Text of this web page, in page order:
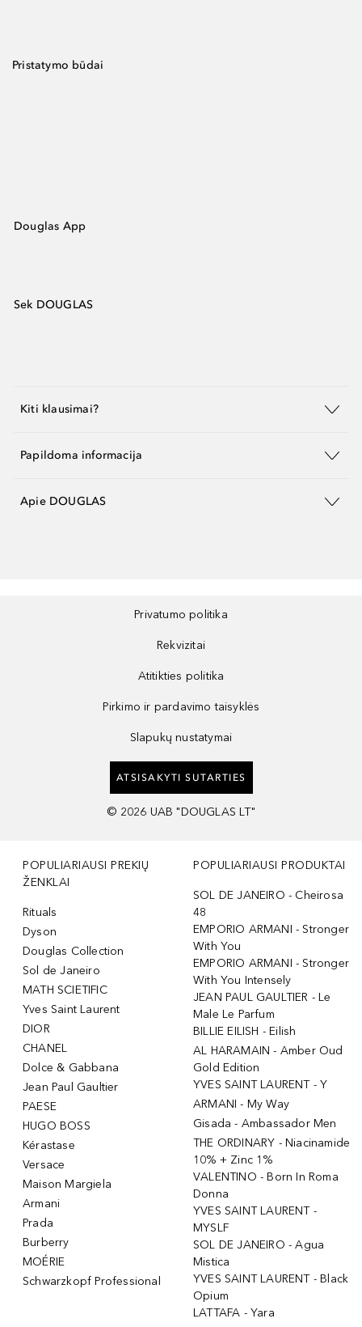
Pristatymo būdai
Douglas App
Sek DOUGLAS
Kiti klausimai?
Papildoma informacija
Apie DOUGLAS
Privatumo politika
Rekvizitai
Atitikties politika
Pirkimo ir pardavimo taisyklės
Slapukų nustatymai
ATSISAKYTI SUTARTIES
© 2026 UAB "DOUGLAS LT"
POPULIARIAUSI PREKIŲ
ŽENKLAI
Rituals
Dyson
Douglas Collection
Sol de Janeiro
MATH SCIETIFIC
Yves Saint Laurent
DIOR
CHANEL
Dolce & Gabbana
Jean Paul Gaultier
PAESE
HUGO BOSS
Kérastase
Versace
Maison Margiela
Armani
Prada
Burberry
MOÉRIE
Schwarzkopf Professional
POPULIARIAUSI PRODUKTAI
SOL DE JANEIRO - Cheirosa
48
EMPORIO ARMANI - Stronger
With You
EMPORIO ARMANI - Stronger
With You Intensely
JEAN PAUL GAULTIER - Le
Male Le Parfum
BILLIE EILISH - Eilish
AL HARAMAIN - Amber Oud
Gold Edition
YVES SAINT LAURENT - Y
ARMANI - My Way
Gisada - Ambassador Men
THE ORDINARY - Niacinamide
10% + Zinc 1%
VALENTINO - Born In Roma
Donna
YVES SAINT LAURENT -
MYSLF
SOL DE JANEIRO - Agua
Mistica
YVES SAINT LAURENT - Black
Opium
LATTAFA - Yara